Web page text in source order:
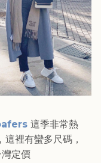
這季非常熱
裡有蠻多尺碼，
定價